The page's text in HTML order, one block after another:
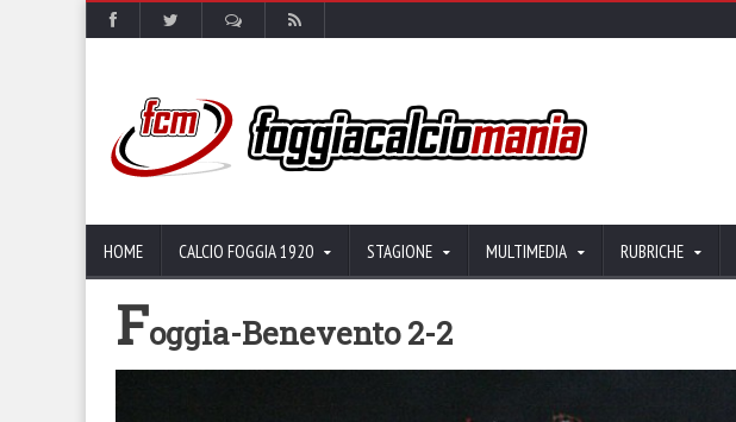
HOME CALCIO FOGGIA 1920 STAGIONE MULTIMEDIA RUBRICHE
Foggia-Benevento 2-2